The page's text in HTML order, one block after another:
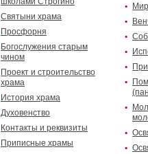
Святыни храма
Просфорня
Богослужения старым
чином
Проект и строительство
храма
История храма
Духовенство
Контакты и реквизиты
Приписные храмы